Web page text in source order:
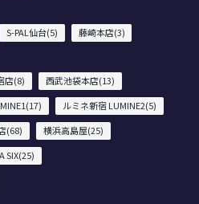
S-PAL仙台(5) 藤崎本店(3)
店(8)
西武池袋本店(13)
ルミネ新宿 LUMINE2(5)
(68)
横浜高島屋(25)
SIX(25)